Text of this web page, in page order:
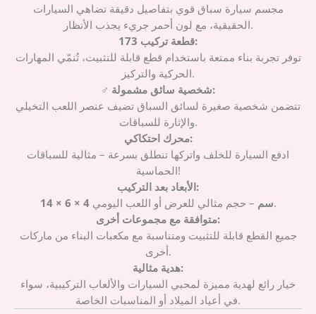
مجسم سيارة سباق قوي بتفاصيل دقيقة تضاهي السيارات
الحقيقية، مع لون أحمر جريء يجذب الأنظار.
173 قطعة تركيب:
توفر تجربة بناء ممتعة باستخدام قطع قابلة للتثبيت، تُنمّي المهارات
الحركية والتركيز.
‍♂️
شخصية سائق مشمولة:
تتضمن شخصية صغيرة لسائق السباق تضيف عنصر اللعب التخيلي
والإثارة للسباقات.
محرك احتكاكي:
ادفع السيارة للخلف واتركها تنطلق بسرعة – مثالية للسباقات
الحماسية!
الأبعاد بعد التركيب:
14 × 6 × 4 سم– حجم مثالي للعرض أو اللعب اليومي.
متوافقة مع مجموعات أخرى:
جميع القطع قابلة للتثبيت ومتناسبة مع مكعبات البناء من ماركات
أخرى.
هدية مثالية:
خيار رائع لهدية مميزة لمحبي السيارات والألعاب التركيبية، سواء
في أعياد الميلاد أو المناسبات الخاصة.